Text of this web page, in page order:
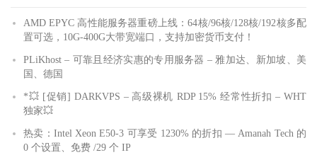
AMD EPYC 高性能服务器重磅上线：64核/96核/128核/192核多配
置可选，10G-400G大带宽端口，支持加密货币支付！
PLiKhost – 可靠且经济实惠的专用服务器 – 雅加达、新加坡、美
国、德国
*💥 [促销] DARKVPS – 高级裸机 RDP 15% 经常性折扣 – WHT
独家💥
热卖：Intel Xeon E50-3 可享受 1230% 的折扣 — Amanah Tech 的
0 个设置、免费 /29 个 IP